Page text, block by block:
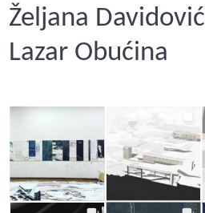
Željana Davidović
Lazar Obućina